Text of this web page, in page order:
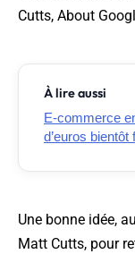
Cutts, About
À lire aussi
E-commerce
d’euros bientôt
Une bonne idée,
Matt Cutts, pour